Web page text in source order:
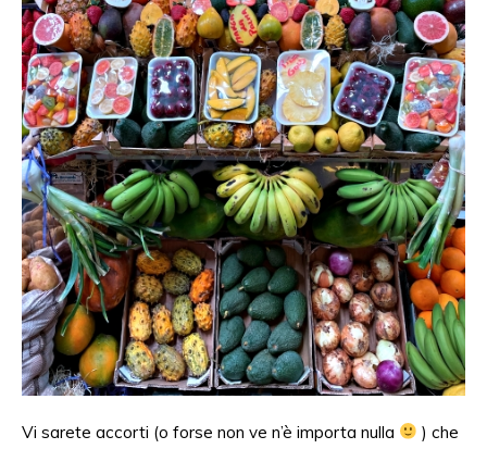
Vi sarete accorti (o forse non ve n’è importa nulla
) che